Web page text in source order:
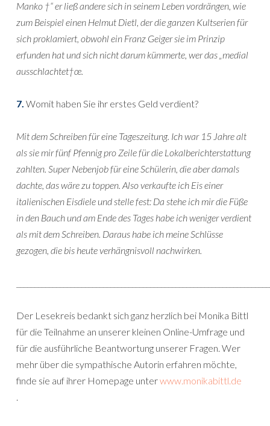
Manko †“ er ließ andere sich in seinem Leben vordrängen, wie
zum Beispiel einen Helmut Dietl, der die ganzen Kultserien für
sich proklamiert, obwohl ein Franz Geiger sie im Prinzip
erfunden hat und sich nicht darum kümmerte, wer das „medial
ausschlachtet†œ.
7. Womit haben Sie ihr erstes Geld verdient?
Mit dem Schreiben für eine Tageszeitung. Ich war 15 Jahre alt
als sie mir fünf Pfennig pro Zeile für die Lokalberichterstattung
zahlten. Super Nebenjob für eine Schülerin, die aber damals
dachte, das wäre zu toppen. Also verkaufte ich Eis einer
italienischen Eisdiele und stelle fest: Da stehe ich mir die Füße
in den Bauch und am Ende des Tages habe ich weniger verdient
als mit dem Schreiben. Daraus habe ich meine Schlüsse
gezogen, die bis heute verhängnisvoll nachwirken.
Der Lesekreis bedankt sich ganz herzlich bei Monika Bittl
für die Teilnahme an unserer kleinen Online-Umfrage und
für die ausführliche Beantwortung unserer Fragen. Wer
mehr über die sympathische Autorin erfahren möchte,
finde sie auf ihrer Homepage unterwww.monikabittl.de
.